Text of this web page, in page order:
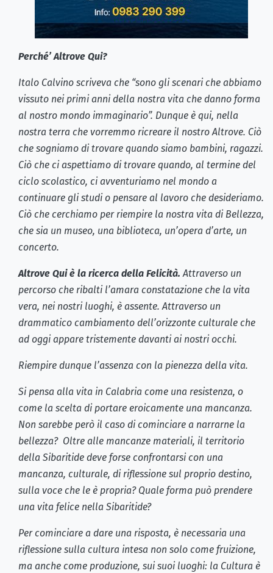
Perché’ Altrove Qui?
Italo Calvino scriveva che “sono gli scenari che abbiamo
vissuto nei primi anni della nostra vita che danno forma
al nostro mondo immaginario”. Dunque è qui, nella
nostra terra che vorremmo ricreare il nostro Altrove. Ciò
che sogniamo di trovare quando siamo bambini, ragazzi.
Ciò che ci aspettiamo di trovare quando, al termine del
ciclo scolastico, ci avventuriamo nel mondo a
continuare gli studi o pensare al lavoro che desideriamo.
Ciò che cerchiamo per riempire la nostra vita di Bellezza,
che sia un museo, una biblioteca, un’opera d’arte, un
concerto.
Altrove Qui è la ricerca della Felicità. Attraverso un
percorso che ribalti l’amara constatazione che la vita
vera, nei nostri luoghi, è assente. Attraverso un
drammatico cambiamento dell’orizzonte culturale che
ad oggi appare tristemente davanti ai nostri occhi.
Riempire dunque l’assenza con la pienezza della vita.
Si pensa alla vita in Calabria come una resistenza, o
come la scelta di portare eroicamente una mancanza.
Non sarebbe però il caso di cominciare a narrarne la
bellezza? Oltre alle mancanze materiali, il territorio
della Sibaritide deve forse confrontarsi con una
mancanza, culturale, di riflessione sul proprio destino,
sulla voce che le è propria? Quale forma può prendere
una vita felice nella Sibaritide?
Per cominciare a dare una risposta, è necessaria una
riflessione sulla cultura intesa non solo come fruizione,
ma anche come produzione, sui suoi luoghi: la Cultura è